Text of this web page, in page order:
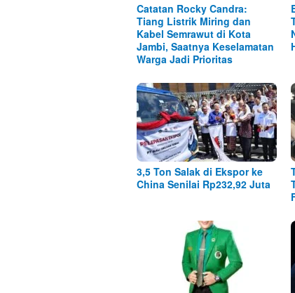
Catatan Rocky Candra:
Tiang Listrik Miring dan
Kabel Semrawut di Kota
Jambi, Saatnya Keselamatan
Warga Jadi Prioritas
3,5 Ton Salak di Ekspor ke
China Senilai Rp232,92 Juta